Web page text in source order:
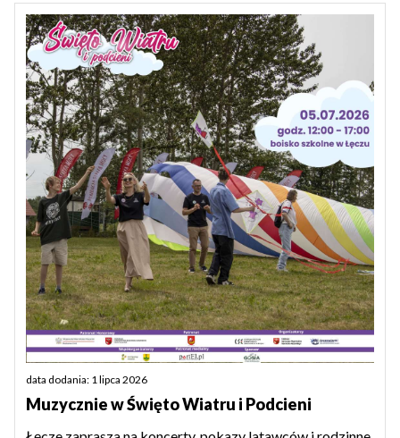
data dodania: 1 lipca 2026
Muzycznie w Święto Wiatru i Podcieni